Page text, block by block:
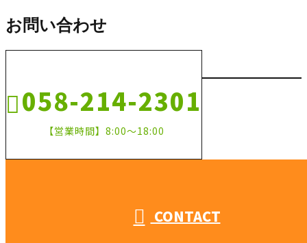
お問い合わせ
058-214-2301
【営業時間】8:00～18:00
CONTACT